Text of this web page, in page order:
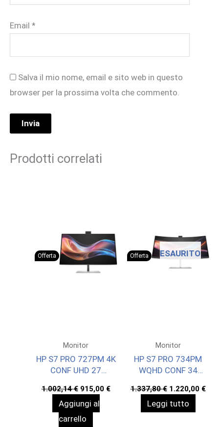
Email *
Salva il mio nome, email e sito web in questo
browser per la prossima volta che commento.
Prodotti correlati
Offerta
Monitor
HP S7 PRO 727PM 4K
CONF UHD 27
1.002,14€ Il
prezzo
originale
era:
1.002,14 €.
915,00 €Il
prezzo
Aggiungi al
carrello
Offerta ESAURITO
Monitor
HP S7 PRO 734PM
WQHD CONF 34
OFFS
1.337,80€ Il
prezzo
originale
era:
1.220,00 €Il
Leggi tutto